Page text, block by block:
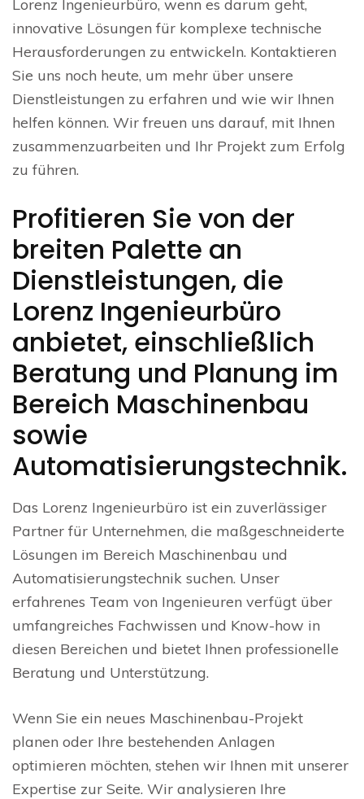
Lorenz Ingenieurbüro, wenn es darum geht,
innovative Lösungen für komplexe technische
Herausforderungen zu entwickeln. Kontaktieren
Sie uns noch heute, um mehr über unsere
Dienstleistungen zu erfahren und wie wir Ihnen
helfen können. Wir freuen uns darauf, mit Ihnen
zusammenzuarbeiten und Ihr Projekt zum Erfolg
zu führen.
Profitieren Sie von der
breiten Palette an
Dienstleistungen, die
Lorenz Ingenieurbüro
anbietet, einschließlich
Beratung und Planung im
Bereich Maschinenbau
sowie
Automatisierungstechnik.
Das Lorenz Ingenieurbüro ist ein zuverlässiger
Partner für Unternehmen, die maßgeschneiderte
Lösungen im Bereich Maschinenbau und
Automatisierungstechnik suchen. Unser
erfahrenes Team von Ingenieuren verfügt über
umfangreiches Fachwissen und Know-how in
diesen Bereichen und bietet Ihnen professionelle
Beratung und Unterstützung.
Wenn Sie ein neues Maschinenbau-Projekt
planen oder Ihre bestehenden Anlagen
optimieren möchten, stehen wir Ihnen mit unserer
Expertise zur Seite. Wir analysieren Ihre